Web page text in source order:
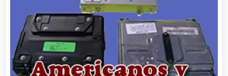
Aseguradoras
Asesores Técnicos